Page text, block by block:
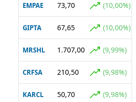
Takvimde
kritik tarihler
EMPAE 73,70 (10,00%)
GIPTA 67,65 (10,00%)
MRSHL 1.707,00 (9,99%)
CRFSA 210,50 (9,98%)
KARCL 50,70 (9,98%)